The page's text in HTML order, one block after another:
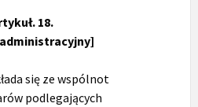
18.
się ze wspólnot
podlegających